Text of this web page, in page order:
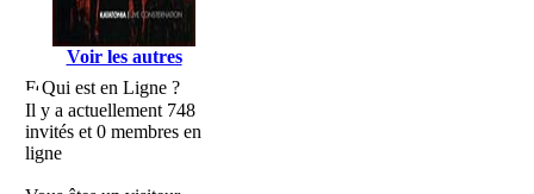
Voir les autres
Qui est en Ligne ?
Il y a actuellement 748
invités et 0 membres en
ligne